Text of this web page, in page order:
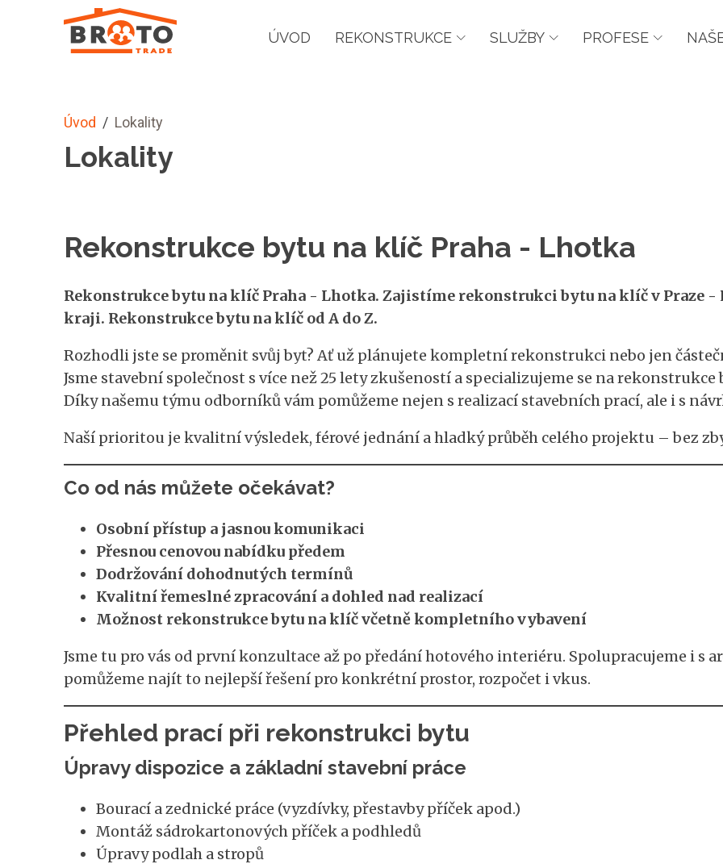
ÚVOD REKONSTRUKCE SLUŽBY PROFESE
Úvod / Lokality
Lokality
Rekonstrukce bytu na klíč Praha - Lhotka
Rekonstrukce bytu na klíč Praha - Lhotka. Zajistíme rekonstrukci bytu na klíč v Praze -
kraji. Rekonstrukce bytu na klíč od A do Z.
Rozhodli jste se proměnit svůj byt? Ať už plánujete kompletní rekonstrukci nebo jen
Jsme stavební společnost s více než 25 lety zkušeností a specializujeme se na rekonstrukce
Díky našemu týmu odborníků vám pomůžeme nejen s realizací stavebních prací, ale i s
Naší prioritou je kvalitní výsledek, férové jednání a hladký průběh celého projektu – bez
Co od nás můžete očekávat?
Osobní přístup a jasnou komunikaci
Přesnou cenovou nabídku předem
Dodržování dohodnutých termínů
Kvalitní řemeslné zpracování a dohled nad realizací
Možnost rekonstrukce bytu na klíč včetně kompletního vybavení
Jsme tu pro vás od první konzultace až po předání hotového interiéru. Spolupracujeme i s
pomůžeme najít to nejlepší řešení pro konkrétní prostor, rozpočet i vkus.
Přehled prací při rekonstrukci bytu
Úpravy dispozice a základní stavební práce
Bourací a zednické práce (vyzdívky, přestavby příček apod.)
Montáž sádrokartonových příček a podhledů
Úpravy podlah a stropů